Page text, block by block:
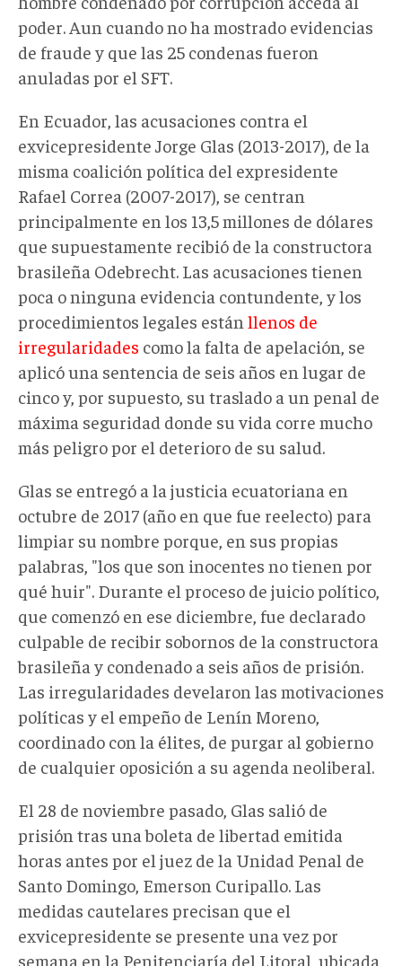
poder. Aun cuando no ha mostrado evidencias
de fraude y que las 25 condenas fueron
anuladas por el SFT.
En Ecuador, las acusaciones contra el
exvicepresidente Jorge Glas (2013-2017), de la
misma coalición política del expresidente
Rafael Correa (2007-2017), se centran
principalmente en los 13,5 millones de dólares
que supuestamente recibió de la constructora
brasileña Odebrecht. Las acusaciones tienen
poca o ninguna evidencia contundente, y los
procedimientos legales están llenos de
irregularidades como la falta de apelación, se
aplicó una sentencia de seis años en lugar de
cinco y, por supuesto, su traslado a un penal de
máxima seguridad donde su vida corre mucho
más peligro por el deterioro de su salud.
Glas se entregó a la justicia ecuatoriana en
octubre de 2017 (año en que fue reelecto) para
limpiar su nombre porque, en sus propias
palabras, "los que son inocentes no tienen por
qué huir". Durante el proceso de juicio político,
que comenzó en ese diciembre, fue declarado
culpable de recibir sobornos de la constructora
brasileña y condenado a seis años de prisión.
Las irregularidades develaron las motivaciones
políticas y el empeño de Lenín Moreno,
coordinado con la élites, de purgar al gobierno
de cualquier oposición a su agenda neoliberal.
El 28 de noviembre pasado, Glas salió de
prisión tras una boleta de libertad emitida
horas antes por el juez de la Unidad Penal de
Santo Domingo, Emerson Curipallo. Las
medidas cautelares precisan que el
exvicepresidente se presente una vez por
semana en la Penitenciaría del Litoral, ubicada